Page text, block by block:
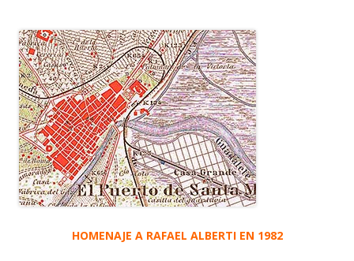
HOMENAJE A RAFAEL ALBERTI EN 1982